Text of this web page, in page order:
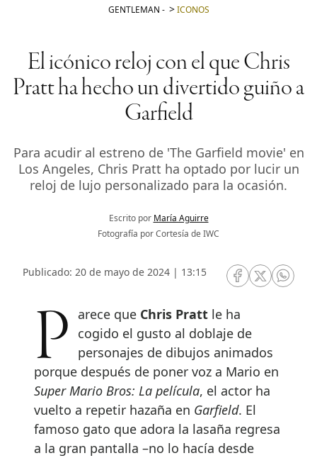
GENTLEMAN - ICONOS
El icónico reloj con el que Chris
Pratt ha hecho un divertido guiño a
Garfield
Para acudir al estreno de 'The Garfield movie' en
Los Angeles, Chris Pratt ha optado por lucir un
reloj de lujo personalizado para la ocasión.
Escrito por María Aguirre
Fotografía por Cortesía de IWC
Publicado: 20 de mayo de 2024 | 13:15
RRSS Facebook
RRSSRRSS
Parece que Chris Pratt le ha
cogido el gusto al doblaje de
personajes de dibujos animados
porque después de poner voz a Mario en
Super Mario Bros: La película, el actor ha
vuelto a repetir hazaña en Garfield. El
famoso gato que adora la lasaña regresa
a la gran pantalla –no lo hacía desde